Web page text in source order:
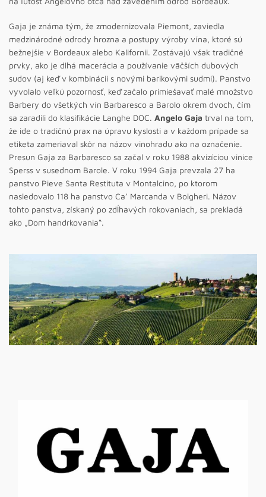
Gaja je známa tým, že zmodernizovala Piemont, zaviedla
medzinárodné odrody hrozna a postupy výroby vína, ktoré sú
bežnejšie v Bordeaux alebo Kalifornii. Zostávajú však tradičné
prvky, ako je dlhá macerácia a používanie väčších dubových
sudov (aj keď v kombinácii s novými barikovými sudmi). Panstvo
vyvolalo veľkú pozornosť, keď začalo primiešavať malé množstvo
Barbery do všetkých vín Barbaresco a Barolo okrem dvoch, čím
sa zaradili do klasifikácie Langhe DOC. Angelo Gaja trval na tom,
že ide o tradičnú prax na úpravu kyslosti a v každom prípade sa
etiketa zameriaval skôr na názov vinohradu ako na označenie.
Presun Gaja za Barbaresco sa začal v roku 1988 akvizíciou vinice
Sperss v susednom Barole. V roku 1994 Gaja prevzala 27 ha
panstvo Pieve Santa Restituta v Montalcino, po ktorom
nasledovalo 118 ha panstvo Ca’ Marcanda v Bolgheri. Názov
tohto panstva, získaný po zdĺhavých rokovaniach, sa prekladá
ako „Dom handrkovania“.